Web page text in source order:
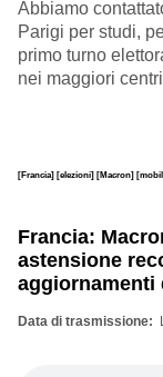
Abbiamo
Parigi per studi,
primo turno
nei maggiori
[Francia] [elezioni] [Macron]
Francia:
astensione
aggiornamenti
Data di trasmissione